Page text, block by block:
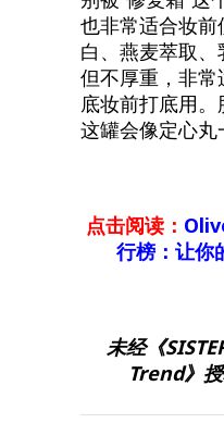
也非常适合妆
白、燕麦萃取
但不厚重，非
底妆前打底用。
这罐会像定心丸
点击阅读：
行榜：让你
未经《
Trend》